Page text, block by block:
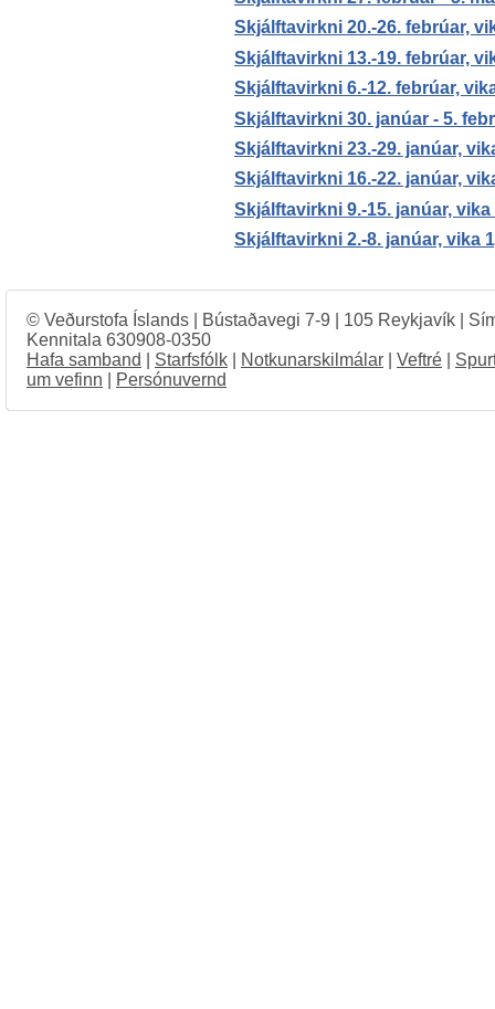
Skjálftavirkni 20.-26. febrúar,
Skjálftavirkni 13.-19. febrúar,
Skjálftavirkni 6.-12. febrúar,
Skjálftavirkni 30. janúar - 5.
Skjálftavirkni 23.-29. janúar,
Skjálftavirkni 16.-22. janúar,
Skjálftavirkni 9.-15. janúar, vika
Skjálftavirkni 2.-8. janúar, vika
© Veðurstofa Íslands | Bústaðavegi 7-9 | 105 Reykjavík |
Kennitala 630908-0350
Hafa samband
Starfsfólk Notkunarskilmálar Veftré
um vefinn
Persónuvernd